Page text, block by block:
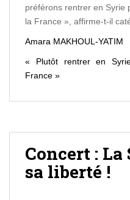
préférons rentrer en Syrie
la France », affirme-t-il
Amara MAKHOUL-YATIM
« Plutôt rentrer en
France »
Concert :
sa liberté !